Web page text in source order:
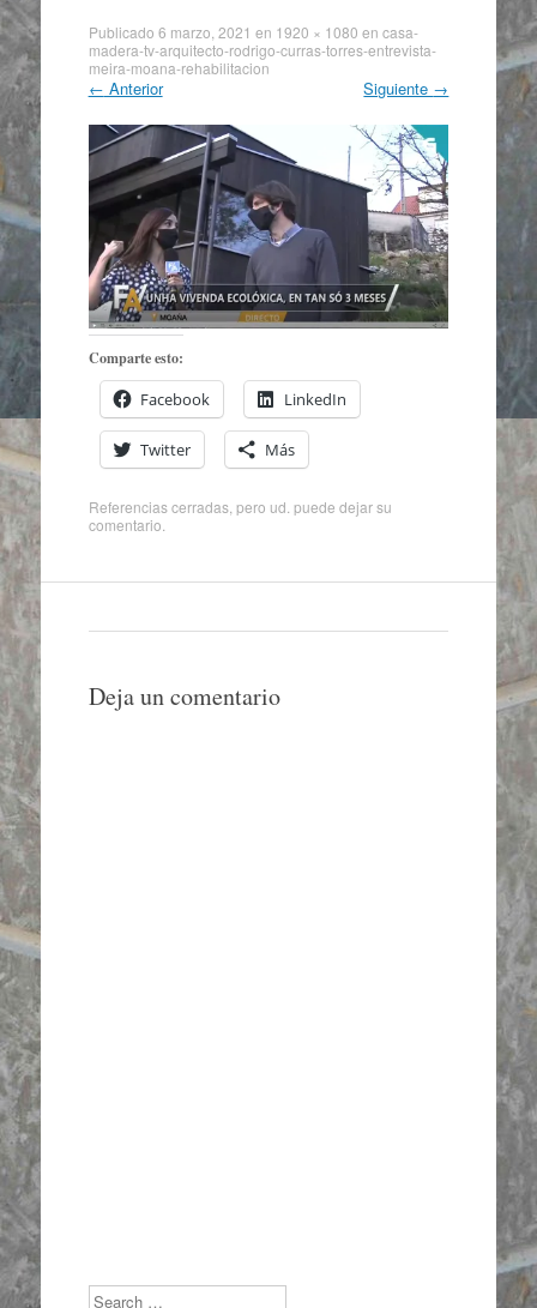
Publicado 6 marzo, 2021 en 1920 × 1080 en casa-
madera-tv-arquitecto-rodrigo-curras-torres-entrevista-
meira-moana-rehabilitacion
← Anterior Siguiente →
Comparte esto:
Facebook LinkedIn
Twitter Más
Referencias cerradas, pero ud. puede dejar su
comentario
Deja un comentario
Search